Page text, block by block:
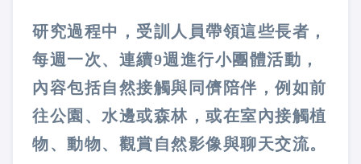
研究過程中，受訓人員帶領這些長者，
每週一次、連續9週進行小團體活動，
內容包括自然接觸與同儕陪伴，例如前
往公園、水邊或森林，或在室內接觸植
物、動物、觀賞自然影像與聊天交流。